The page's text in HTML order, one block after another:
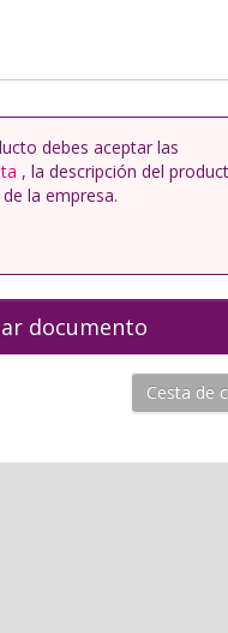
debes aceptar las
, la descripción del
de la empresa.
Cesta de